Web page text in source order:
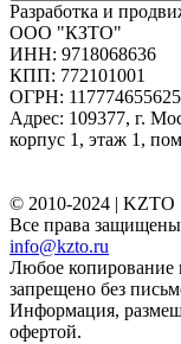
Разработка и
ООО "КЗТО"
ИНН: 9718068636
КПП: 772101001
ОГРН:
Адрес: 109377, г.
корпус 1, этаж 1,
© 2010-2024 | KZTO
Все права
info@kzto.ru
Любое копирование
запрещено без
Информация,
офертой.